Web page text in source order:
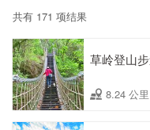
共有 171 项结果
草岭登山
8.24 公里